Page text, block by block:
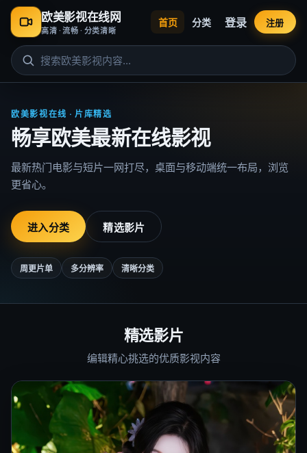
欧美影视在线网
高清 · 流畅 · 分类清晰
首页 分类 登录 注册
欧美影视在线 · 片库精选
畅享欧美最新在线影视
最新热门电影与短片一网打尽，桌面与移动端统一布局，浏览
更省心。
进入分类 精选影片
周更片单 多分辨率 清晰分类
精选影片
编辑精心挑选的优质影视内容